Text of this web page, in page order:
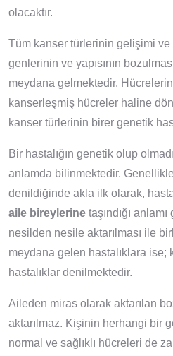
olacaktır.
Tüm kanser türlerinin gelişimi
genlerinin ve yapısının
meydana gelmektedir.
kanserleşmiş hücreler haline
kanser türlerinin birer genetik
Bir hastalığın genetik olup
anlamda bilinmektedir.
denildiğinde akla ilk olarak,
aile bireylerine taşındığı
nesilden nesile aktarılması ile
meydana gelen hastalıklara ise;
hastalıklar denilmektedir.
Aileden miras olarak aktarılan
aktarılmaz. Kişinin herhangi bir
normal ve sağlıklı hücreleri de